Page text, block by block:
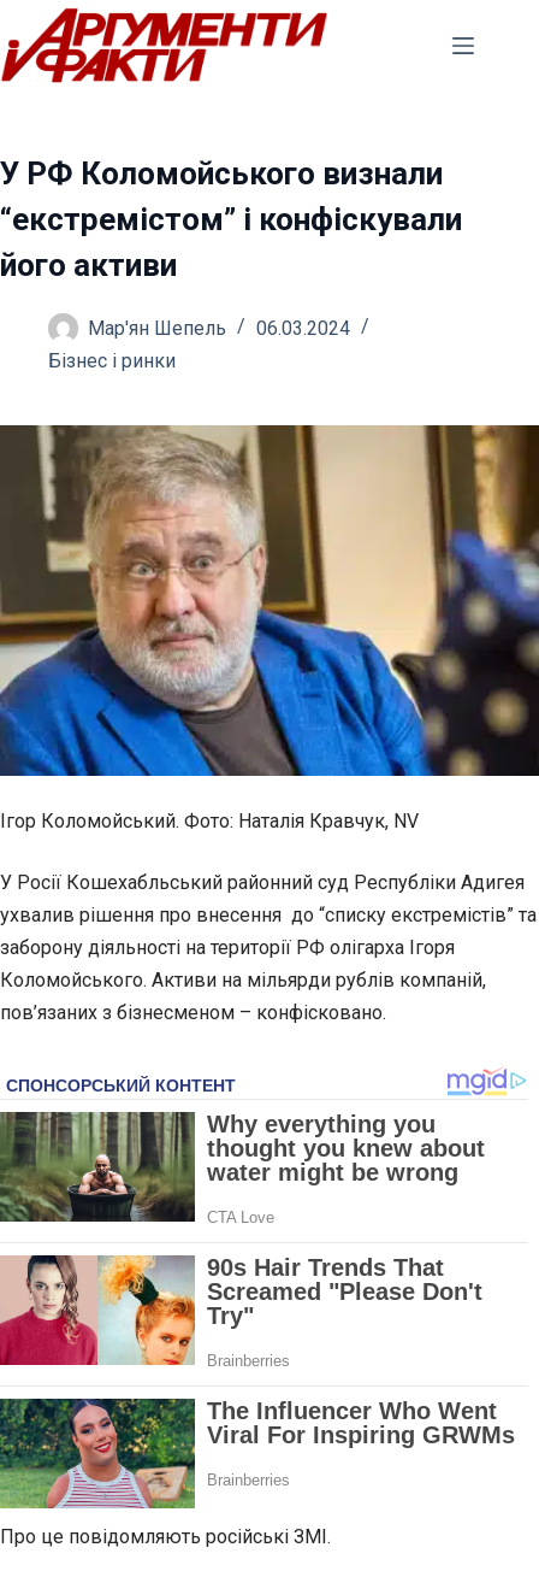
Перейти
до
вмісту
У РФ Коломойського визнали
“екстремістом” і конфіскували
його активи
Мар'ян Шепель
06.03.2024
Бізнес і ринки
Ігор Коломойський. Фото: Наталія Кравчук, NV
У Росії Кошехабльський районний суд Республіки Адигея
ухвалив рішення про внесення до “списку екстремістів” та
заборону діяльності на території РФ олігарха Ігоря
Коломойського. Активи на мільярди рублів компаній,
пов’язаних з бізнесменом – конфісковано.
Про це повідомляють російські ЗМІ.